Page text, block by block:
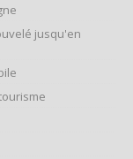
jusqu'en